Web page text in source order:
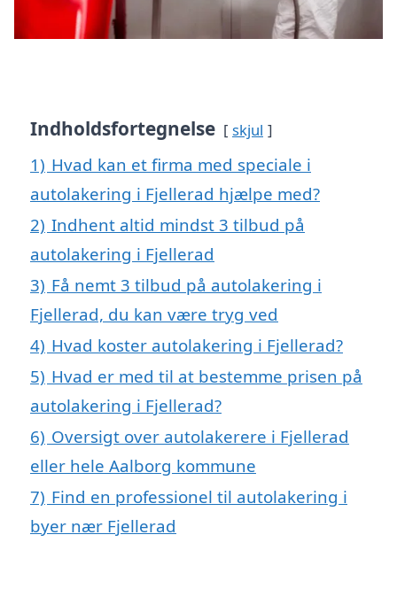
Indholdsfortegnelse skjul
1) Hvad kan et firma med speciale i
autolakering i Fjellerad hjælpe med?
2) Indhent altid mindst 3 tilbud på
autolakering i Fjellerad
3) Få nemt 3 tilbud på autolakering i
Fjellerad, du kan være tryg ved
4) Hvad koster autolakering i Fjellerad?
5) Hvad er med til at bestemme prisen på
autolakering i Fjellerad?
6) Oversigt over autolakerere i Fjellerad
eller hele Aalborg kommune
7) Find en professionel til autolakering i
byer nær Fjellerad